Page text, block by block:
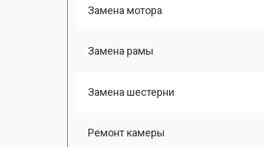
Замена мотора
Замена рамы
Замена шестерни
Ремонт камеры